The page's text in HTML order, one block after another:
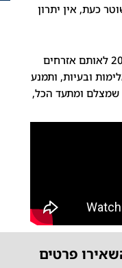
כעת, אין יתרון
חשוב לזכור כי צילום, לרוב לא נתון לפרשנות, ואותה מצלמה היא חבל ההצלה המרכזי בשנת 2019 לאותם אזרחים
ובעיות, ותמנע
שמצלם ומתעד הכל,
פרטים